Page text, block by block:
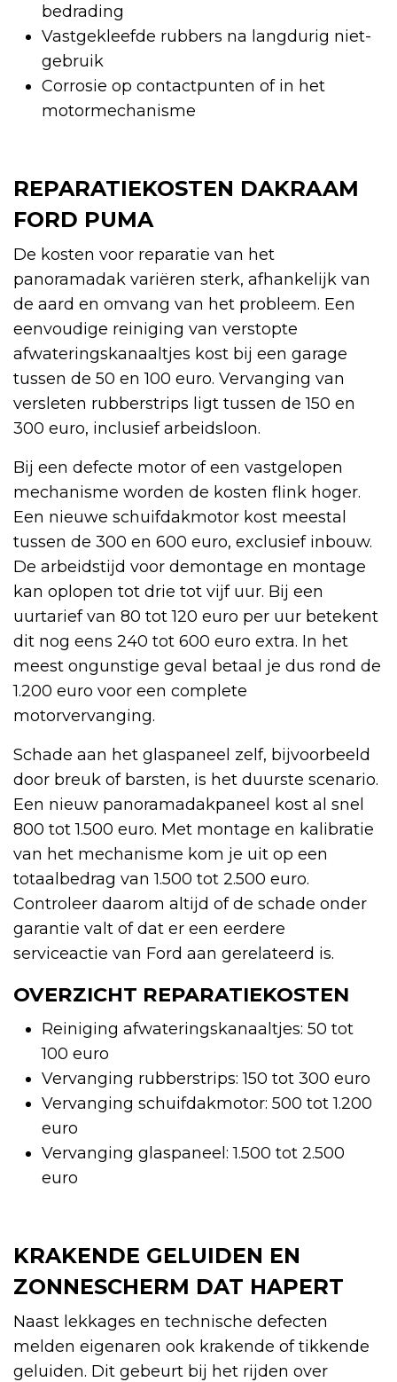
bedrading
Vastgekleefde rubbers na langdurig niet-
gebruik
Corrosie op contactpunten of in het
motormechanisme
REPARATIEKOSTEN DAKRAAM
FORD PUMA
De kosten voor reparatie van het
panoramadak variëren sterk, afhankelijk van
de aard en omvang van het probleem. Een
eenvoudige reiniging van verstopte
afwateringskanaaltjes kost bij een garage
tussen de 50 en 100 euro. Vervanging van
versleten rubberstrips ligt tussen de 150 en
300 euro, inclusief arbeidsloon.
Bij een defecte motor of een vastgelopen
mechanisme worden de kosten flink hoger.
Een nieuwe schuifdakmotor kost meestal
tussen de 300 en 600 euro, exclusief inbouw.
De arbeidstijd voor demontage en montage
kan oplopen tot drie tot vijf uur. Bij een
uurtarief van 80 tot 120 euro per uur betekent
dit nog eens 240 tot 600 euro extra. In het
meest ongunstige geval betaal je dus rond de
1.200 euro voor een complete
motorvervanging.
Schade aan het glaspaneel zelf, bijvoorbeeld
door breuk of barsten, is het duurste scenario.
Een nieuw panoramadakpaneel kost al snel
800 tot 1.500 euro. Met montage en kalibratie
van het mechanisme kom je uit op een
totaalbedrag van 1.500 tot 2.500 euro.
Controleer daarom altijd of de schade onder
garantie valt of dat er een eerdere
serviceactie van Ford aan gerelateerd is.
OVERZICHT REPARATIEKOSTEN
Reiniging afwateringskanaaltjes: 50 tot
100 euro
Vervanging rubberstrips: 150 tot 300 euro
Vervanging schuifdakmotor: 500 tot 1.200
euro
Vervanging glaspaneel: 1.500 tot 2.500
euro
KRAKENDE GELUIDEN EN
ZONNESCHERM DAT HAPERT
Naast lekkages en technische defecten
melden eigenaren ook krakende of tikkende
geluiden. Dit gebeurt bij het rijden over